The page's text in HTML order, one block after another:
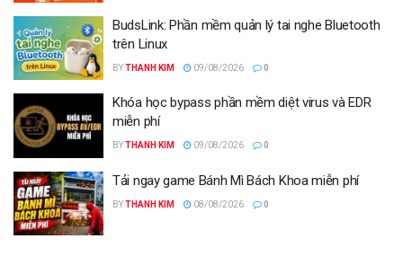
BudsLink: Phần mềm quản lý tai nghe Bluetooth
trên Linux
BYTHANH KIM 09/08/2026 0
Khóa học bypass phần mềm diệt virus và EDR
miễn phí
BYTHANH KIM 09/08/2026 0
Tải ngay game Bánh Mì Bách Khoa miễn phí
BYTHANH KIM 08/08/2026 0